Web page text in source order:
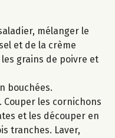
mélanger le
et de la crème
grains de poivre et
bouchées.
Couper les cornichons
et les découper en
tranches. Laver,